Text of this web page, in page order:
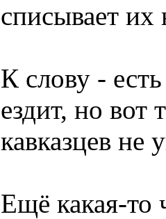
списывает их
К слову -
ездит, но вот
кавказцев не
Ещё какая-то